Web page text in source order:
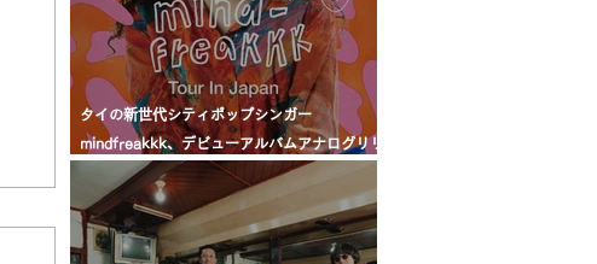
タイの新世代シティポップシンガー
mindfreakkk、デビューアルバムアナログリリ
ース＆東名阪ツアーが決定！ / 泰國city-
pop/synth-pop新世代歌手 'mindfreakkk' 將發
行首張黑膠專輯，並舉辦首次日本巡迴